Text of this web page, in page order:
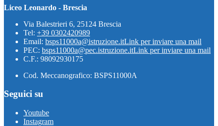
Liceo Leonardo - Brescia
Via Balestrieri 6, 25124 Brescia
Tel: +39 0302420989
Email: bsps11000a@istruzione.itLink per inviare una mail
PEC: bsps11000a@pec.istruzione.itLink per inviare una mail
C.F.: 98092930175
Cod. Meccanografico: BSPS11000A
Seguici su
Youtube
Instagram